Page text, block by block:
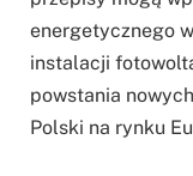
energetycznego
instalacji
powstania
Polski na rynku